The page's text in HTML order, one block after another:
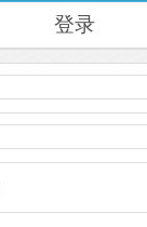
登录